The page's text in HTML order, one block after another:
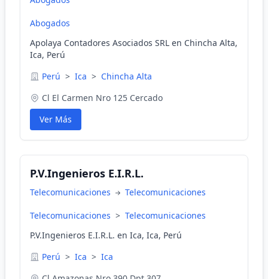
Abogados
Apolaya Contadores Asociados SRL en Chincha Alta,
Ica, Perú
Perú > Ica > Chincha Alta
Cl El Carmen Nro 125 Cercado
Ver Más
P.V.Ingenieros E.I.R.L.
Telecomunicaciones Telecomunicaciones
Telecomunicaciones > Telecomunicaciones
P.V.Ingenieros E.I.R.L. en Ica, Ica, Perú
Perú > Ica > Ica